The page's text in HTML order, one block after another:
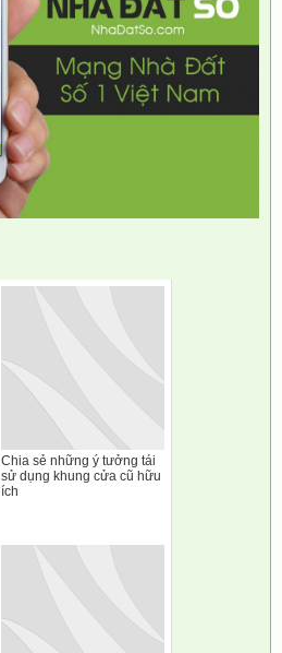
Chia sẻ những ý tưởng tái
sử dụng khung cửa cũ hữu
ích